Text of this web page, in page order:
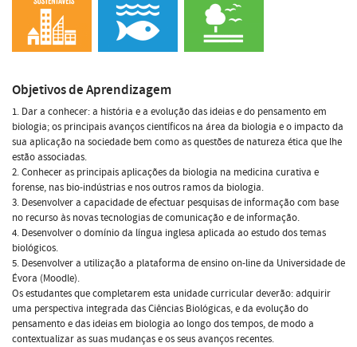
Objetivos de Aprendizagem
1. Dar a conhecer: a história e a evolução das ideias e do pensamento em
biologia; os principais avanços científicos na área da biologia e o impacto da
sua aplicação na sociedade bem como as questões de natureza ética que lhe
estão associadas.
2. Conhecer as principais aplicações da biologia na medicina curativa e
forense, nas bio-indústrias e nos outros ramos da biologia.
3. Desenvolver a capacidade de efectuar pesquisas de informação com base
no recurso às novas tecnologias de comunicação e de informação.
4. Desenvolver o domínio da língua inglesa aplicada ao estudo dos temas
biológicos.
5. Desenvolver a utilização a plataforma de ensino on-line da Universidade de
Évora (Moodle).
Os estudantes que completarem esta unidade curricular deverão: adquirir
uma perspectiva integrada das Ciências Biológicas, e da evolução do
pensamento e das ideias em biologia ao longo dos tempos, de modo a
contextualizar as suas mudanças e os seus avanços recentes.